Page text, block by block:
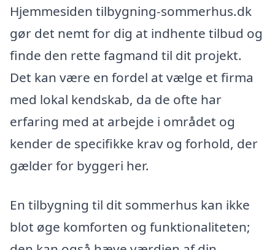
Hjemmesiden tilbygning-sommerhus.dk
gør det nemt for dig at indhente tilbud og
finde den rette fagmand til dit projekt.
Det kan være en fordel at vælge et firma
med lokal kendskab, da de ofte har
erfaring med at arbejde i området og
kender de specifikke krav og forhold, der
gælder for byggeri her.
En tilbygning til dit sommerhus kan ikke
blot øge komforten og funktionaliteten;